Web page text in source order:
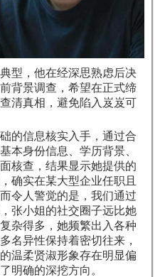
型，他在经深思熟虑后决
背景调查，希望在正式缔
清真相，避免陷入岌岌可
的信息核实入手，通过合
本身份信息、学历背景、
核查，结果显示她提供的
确实在某大型企业任职且
令人警觉的是，我们通过
张小姐的社交圈子远比她
杂得多，她频繁出入各种
名异性保持着密切往来，
温柔贤淑形象存在明显偏
明确的深挖方向。